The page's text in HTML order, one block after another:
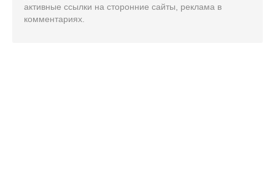
активные ссылки на сторонние сайты, реклама в
комментариях.